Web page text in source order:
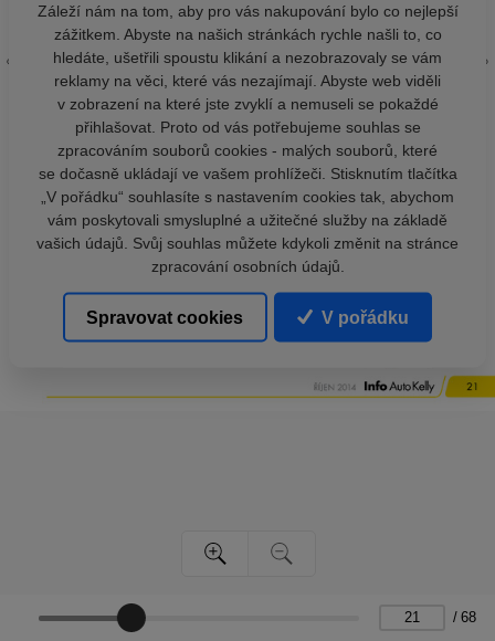
/ 68
Záleží nám na tom, aby pro vás nakupování bylo co nejlepší
zážitkem. Abyste na našich stránkách rychle našli to, co
hledáte, ušetřili spoustu klikání a nezobrazovaly se vám
reklamy na věci, které vás nezajímají. Abyste web viděli
v zobrazení na které jste zvyklí a nemuseli se pokaždé
přihlašovat. Proto od vás potřebujeme souhlas se
zpracováním souborů cookies - malých souborů, které
se dočasně ukládají ve vašem prohlížeči. Stisknutím tlačítka
„V pořádku“ souhlasíte s nastavením cookies tak, abychom
vám poskytovali smysluplné a užitečné služby na základě
vašich údajů. Svůj souhlas můžete kdykoli změnit na stránce
zpracování osobních údajů.
Spravovat cookies V pořádku